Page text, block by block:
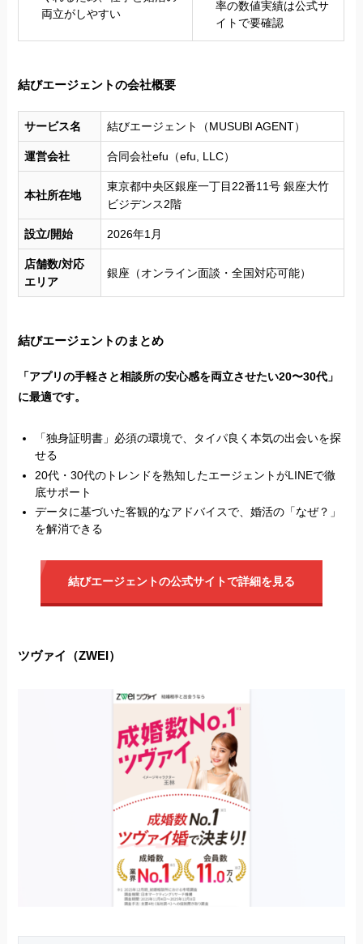
両立がしやすい
率の数値実績は公式サ
イトで要確認
結びエージェントの会社概要
サービス名 結びエージェント（MUSUBI AGENT）
運営会社 合同会社efu（efu, LLC）
本社所在地
東京都中央区銀座一丁目22番11号 銀座大竹
ビジデンス2階
設立/開始 2026年1月
店舗数/対応
エリア
銀座（オンライン面談・全国対応可能）
結びエージェントのまとめ
「アプリの手軽さと相談所の安心感を両立させたい20〜30代」
に最適です。
「独身証明書」必須の環境で、タイパ良く本気の出会いを探
せる
20代・30代のトレンドを熟知したエージェントがLINEで徹
底サポート
データに基づいた客観的なアドバイスで、婚活の「なぜ？」
を解消できる
結びエージェントの公式サイトで詳細を見る
ツヴァイ（ZWEI）